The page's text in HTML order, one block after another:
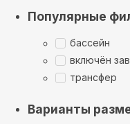
Популярные
бассейн
включён
трансфер
Варианты